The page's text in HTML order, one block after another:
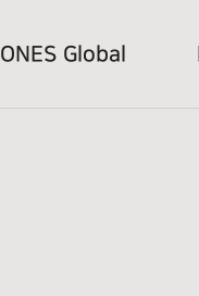
ONES Global